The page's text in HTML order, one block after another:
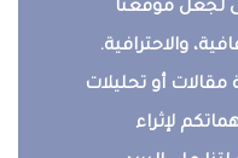
لجعل موقعنا
والاحترافية.
أو تحليلات
لإثراء